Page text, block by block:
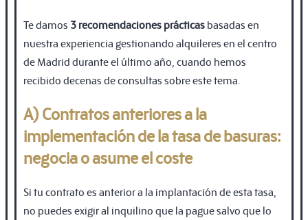
Te damos 3 recomendaciones prácticasbasadas en
nuestra experiencia gestionando alquileres en el centro
de Madrid durante el último año, cuando hemos
recibido decenas de consultas sobre este tema.
A) Contratos anteriores a la
implementación de la tasa de basuras:
negocia o asume el coste
Si tu contrato es anterior a la implantación de esta tasa,
no puedes exigir al inquilino que la pague salvo que lo